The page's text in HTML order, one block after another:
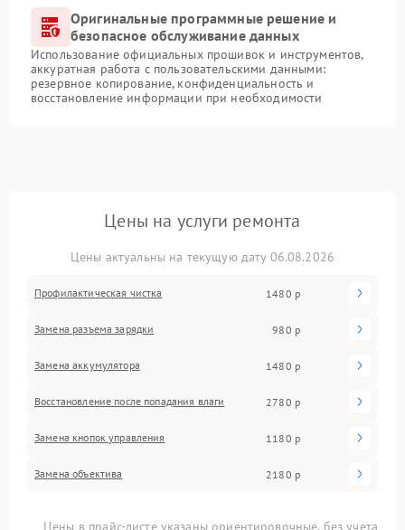
Оригинальные программные решение и
безопасное обслуживание данных
Использование официальных прошивок и инструментов,
аккуратная работа с пользовательскими данными:
резервное копирование, конфиденциальность и
восстановление информации при необходимости
Цены на услуги ремонта
Цены актуальны на текущую дату 06.08.2026
Профилактическая чистка 1480 р
Замена разъема зарядки 980 р
Замена аккумулятора 1480 р
Восстановление после попадания влаги 2780 р
Замена кнопок управления 1180 р
Замена объектива 2180 р
Цены в прайс-листе указаны ориентировочные, без учета